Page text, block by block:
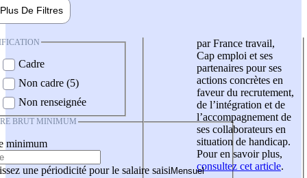
Plus De Filtres
Cadre
Non cadre (5)
Non renseignée
BRUT MINIMUM
minimum
une périodicité pour le salaire saisi
par France travail,
Cap emploi et ses
partenaires pour ses
actions concrètes en
faveur du recrutement,
de l’intégration et de
l’accompagnement de
ses collaborateurs en
situation de handicap.
Pour en savoir plus,
consultez cet article.